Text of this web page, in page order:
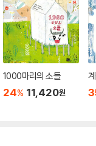
1000마리의 소들
24% 11,420원